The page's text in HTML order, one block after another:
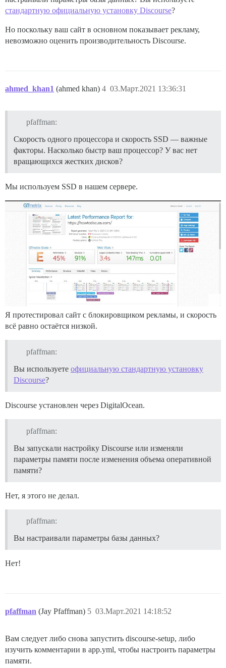
стандартную официальную установку Discourse?
Но поскольку ваш сайт в основном показывает рекламу,
невозможно оценить производительность Discourse.
ahmed_khan1 (ahmed khan) 03.Март.2021 13:36:31
4
pfaffman:
Скорость одного процессора и скорость SSD — важные
факторы. Насколько быстр ваш процессор? У вас нет
вращающихся жестких дисков?
Мы используем SSD в нашем сервере.
Я протестировал сайт с блокировщиком рекламы, и скорость
всё равно остаётся низкой.
pfaffman:
Вы используете официальную стандартную установку
Discourse?
Discourse установлен через DigitalOcean.
pfaffman:
Вы запускали настройку Discourse или изменяли
параметры памяти после изменения объема оперативной
памяти?
Нет, я этого не делал.
pfaffman:
Вы настраивали параметры базы данных?
Нет!
pfaffman (Jay Pfaffman) 03.Март.2021 14:18:52
5
Вам следует либо снова запустить discourse-setup, либо
изучить комментарии в app.yml, чтобы настроить параметры
памяти.